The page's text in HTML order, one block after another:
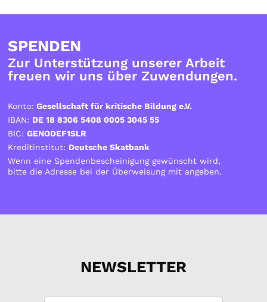
SPENDEN
Zur Unterstützung unserer Arbeit
freuen wir uns über Zuwendungen.
Konto:Gesellschaft für kritische Bildung e.V.
IBAN: DE 18 8306 5408 0005 3045 55
BIC:GENODEF1SLR
Kreditinstitut: Deutsche Skatbank
Wenn eine Spendenbescheinigung gewünscht wird,
bitte die Adresse bei der Überweisung mit angeben.
NEWSLETTER